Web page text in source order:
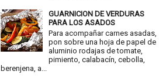
GUARNICION DE VERDURAS
PARA LOS ASADOS
Para acompañar carnes asadas,
pon sobre una hoja de papel de
aluminio rodajas de tomate,
pimiento, calabacín, cebolla,
berenjena, a...